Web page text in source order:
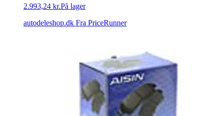
2.993,24 kr.På lager
autodeleshop.dk Fra PriceRunner